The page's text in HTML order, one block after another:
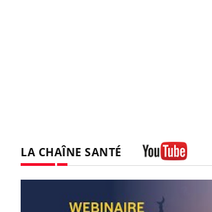
LA CHAÎNE SANTÉ